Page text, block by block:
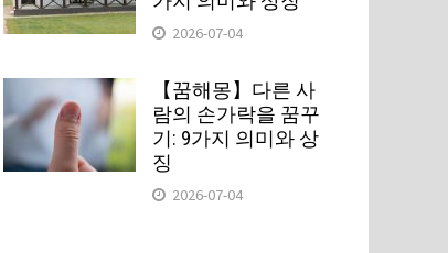
2026-07-04
【꿈해몽】다른 사
람의 손가락을 꿈꾸
기: 9가지 의미와 상
징
2026-07-04